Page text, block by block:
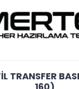
TRANSFER